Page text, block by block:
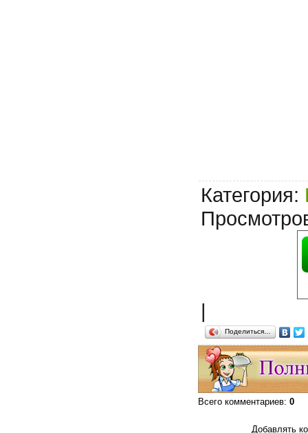
Категория:
|
Поделиться…
Всего комментариев: 0
Добавлять